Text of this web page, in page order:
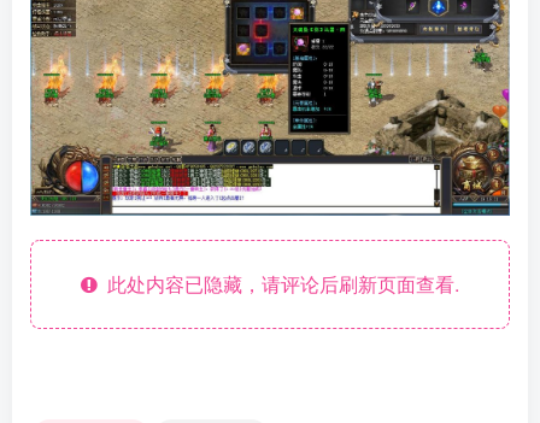
此处内容已隐藏，请评论后刷新页面查看.